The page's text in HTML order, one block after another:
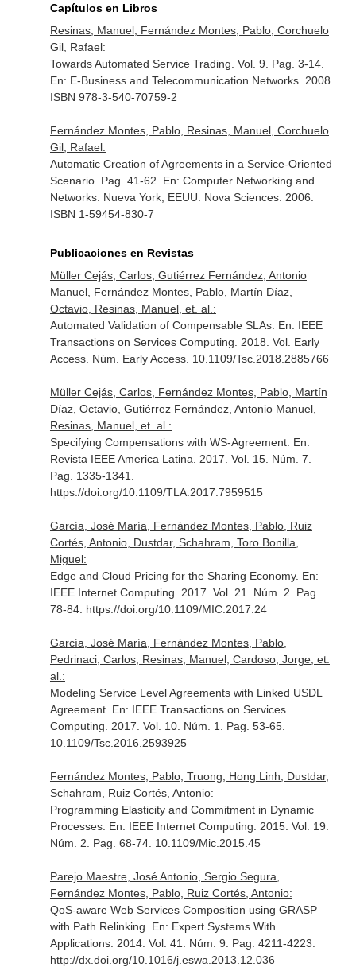
Capítulos en Libros
Resinas, Manuel, Fernández Montes, Pablo, Corchuelo
Gil, Rafael:
Towards Automated Service Trading. Vol. 9. Pag. 3-14.
En: E-Business and Telecommunication Networks. 2008.
ISBN 978-3-540-70759-2
Fernández Montes, Pablo, Resinas, Manuel, Corchuelo
Gil, Rafael:
Automatic Creation of Agreements in a Service-Oriented
Scenario. Pag. 41-62. En: Computer Networking and
Networks. Nueva York, EEUU. Nova Sciences. 2006.
ISBN 1-59454-830-7
Publicaciones en Revistas
Müller Cejás, Carlos, Gutiérrez Fernández, Antonio
Manuel, Fernández Montes, Pablo, Martín Díaz,
Octavio, Resinas, Manuel, et. al.:
Automated Validation of Compensable SLAs. En: IEEE
Transactions on Services Computing . 2018. Vol. Early
Access. Núm. Early Access. 10.1109/Tsc.2018.2885766
Müller Cejás, Carlos, Fernández Montes, Pablo, Martín
Díaz, Octavio, Gutiérrez Fernández, Antonio Manuel,
Resinas, Manuel, et. al.:
Specifying Compensations with WS-Agreement. En:
Revista IEEE America Latina . 2017. Vol. 15. Núm. 7.
Pag. 1335-1341.
https://doi.org/10.1109/TLA.2017.7959515
García, José María, Fernández Montes, Pablo, Ruiz
Cortés, Antonio, Dustdar, Schahram, Toro Bonilla,
Miguel:
Edge and Cloud Pricing for the Sharing Economy. En:
IEEE Internet Computing . 2017. Vol. 21. Núm. 2. Pag.
78-84. https://doi.org/10.1109/MIC.2017.24
García, José María, Fernández Montes, Pablo,
Pedrinaci, Carlos, Resinas, Manuel, Cardoso, Jorge, et.
al.:
Modeling Service Level Agreements with Linked USDL
Agreement. En: IEEE Transactions on Services
Computing . 2017. Vol. 10. Núm. 1. Pag. 53-65.
10.1109/Tsc.2016.2593925
Fernández Montes, Pablo, Truong, Hong Linh, Dustdar,
Schahram, Ruiz Cortés, Antonio:
Programming Elasticity and Commitment in Dynamic
Processes. En: IEEE Internet Computing . 2015. Vol. 19.
Núm. 2. Pag. 68-74. 10.1109/Mic.2015.45
Parejo Maestre, José Antonio, Sergio Segura,
Fernández Montes, Pablo, Ruiz Cortés, Antonio:
QoS-aware Web Services Composition using GRASP
with Path Relinking. En: Expert Systems With
Applications. 2014. Vol. 41. Núm. 9. Pag. 4211-4223.
http://dx.doi.org/10.1016/j.eswa.2013.12.036